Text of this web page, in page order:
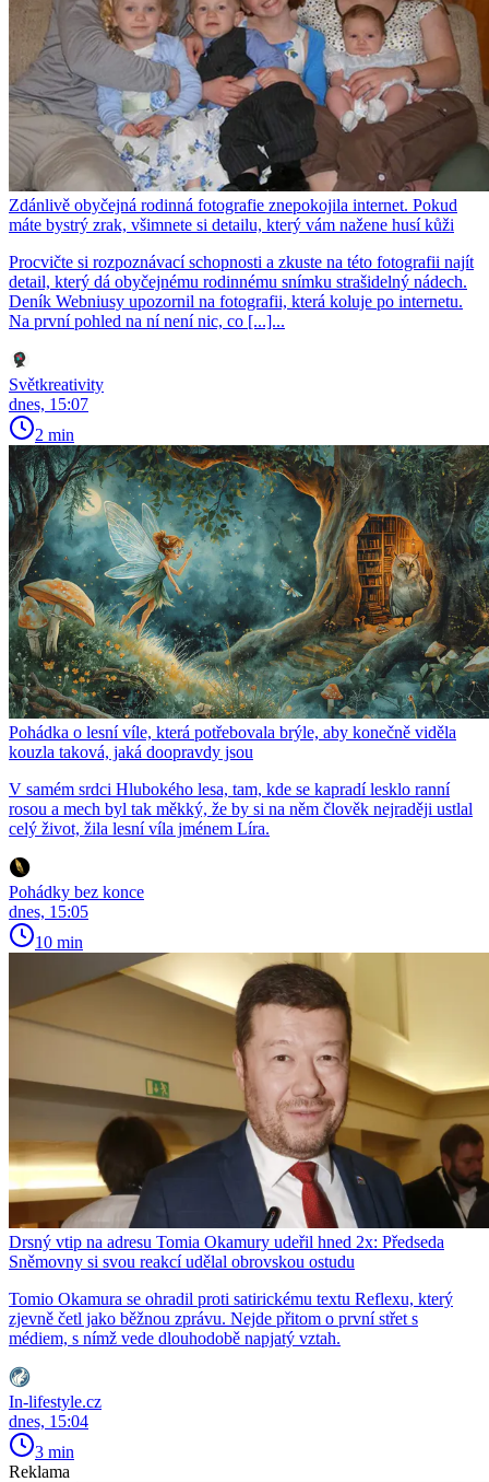
Zdánlivě obyčejná rodinná fotografie znepokojila internet. Pokud
máte bystrý zrak, všimnete si detailu, který vám nažene husí kůži
Procvičte si rozpoznávací schopnosti a zkuste na této fotografii najít
detail, který dá obyčejnému rodinnému snímku strašidelný nádech.
Deník Webniusy upozornil na fotografii, která koluje po internetu.
Na první pohled na ní není nic, co [...]...
Světkreativity
dnes, 15:07
2 min
Pohádka o lesní víle, která potřebovala brýle, aby konečně viděla
kouzla taková, jaká doopravdy jsou
V samém srdci Hlubokého lesa, tam, kde se kapradí lesklo ranní
rosou a mech byl tak měkký, že by si na něm člověk nejraději ustlal
celý život, žila lesní víla jménem Líra.
Pohádky bez konce
dnes, 15:05
10 min
Drsný vtip na adresu Tomia Okamury udeřil hned 2x: Předseda
Sněmovny si svou reakcí udělal obrovskou ostudu
Tomio Okamura se ohradil proti satirickému textu Reflexu, který
zjevně četl jako běžnou zprávu. Nejde přitom o první střet s
médiem, s nímž vede dlouhodobě napjatý vztah.
In-lifestyle.cz
dnes, 15:04
3 min
Reklama